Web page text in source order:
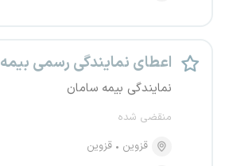
اعطای نمایندگی رسمی بیمه
نمایندگی بیمه سامان
منقضی شده
قزوین
قزوین